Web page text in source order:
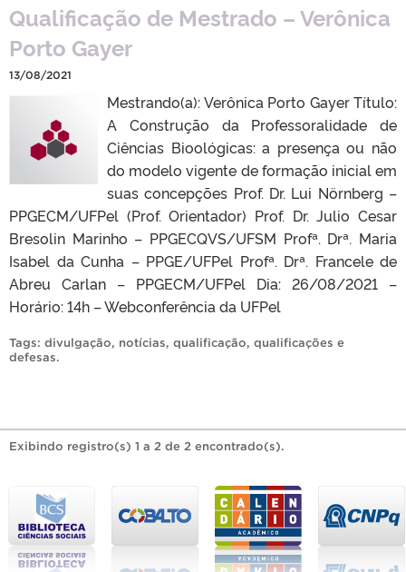
Qualificação de Mestrado – Verônica
Porto Gayer
13/08/2021
Mestrando(a): Verônica Porto Gayer Título:
A Construção da Professoralidade de
Ciências Bioológicas: a presença ou não
do modelo vigente de formação inicial em
suas concepções Prof. Dr. Lui Nörnberg –
PPGECM/UFPel (Prof. Orientador) Prof. Dr. Julio Cesar
Bresolin Marinho – PPGECQVS/UFSM Profª. Drª. Maria
Isabel da Cunha – PPGE/UFPel Profª. Drª. Francele de
Abreu Carlan – PPGECM/UFPel Dia: 26/08/2021 –
Horário: 14h – Webconferência da UFPel
Tags: divulgação, notícias, qualificação, qualificações e
defesas.
Exibindo registro(s) 1 a 2 de 2 encontrado(s).